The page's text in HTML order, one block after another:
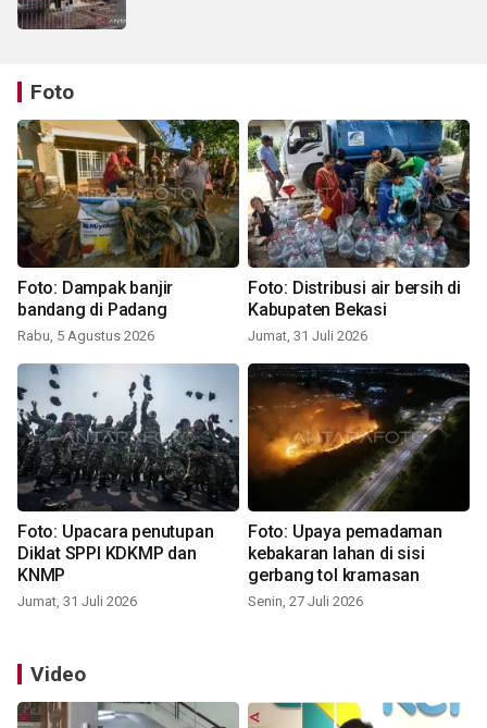
Foto
Foto: Dampak banjir
bandang di Padang
Rabu, 5 Agustus 2026
Foto: Distribusi air bersih di
Kabupaten Bekasi
Jumat, 31 Juli 2026
Foto: Upacara penutupan
Diklat SPPI KDKMP dan
KNMP
Jumat, 31 Juli 2026
Foto: Upaya pemadaman
kebakaran lahan di sisi
gerbang tol kramasan
Senin, 27 Juli 2026
Video